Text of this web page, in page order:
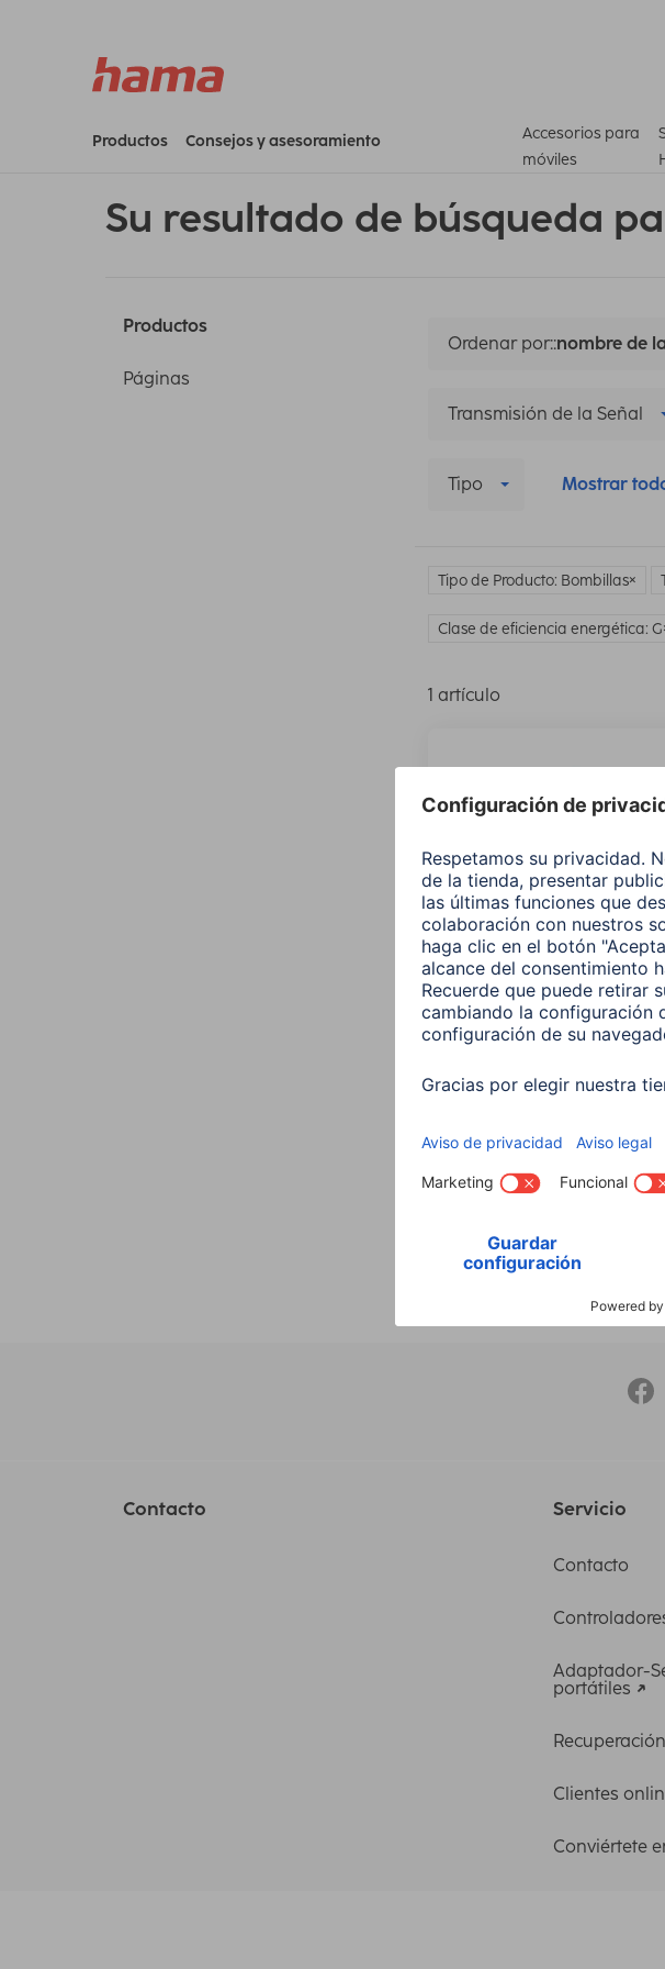
Productos Consejos y asesoramiento
Accesorios para
móviles
Su resultado de búsqueda
Productos
Páginas
Ordenar por::nombre de
Transmisión de la Señal
Tipo Mostrar
Tipo de Producto: Bombillas
Clase de eficiencia energética: G
1 artículo
Hama Bombilla Led
9,99 EUR
Contacto Servicio
Contacto
Adaptador-
portátiles
Clientes
Conviértete